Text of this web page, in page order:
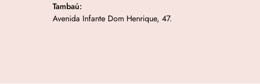
Tambaú:
Avenida Infante Dom Henrique, 47.